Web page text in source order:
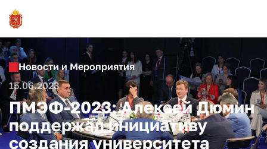
Новости и Мероприятия
15.06.2023
ПМЭФ-2023: Алексей Дюмин
поддержал инициативу
создания университета